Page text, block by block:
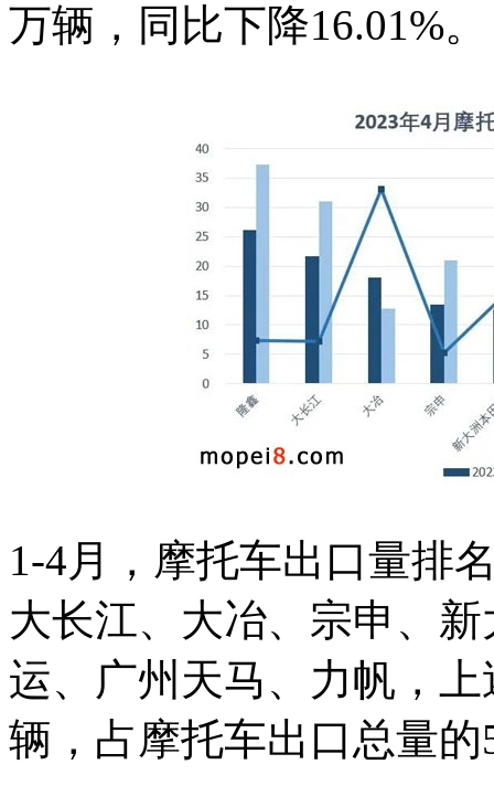
万辆，同比下降16.01%。
1-4月，摩托车出口量排
大长江、大冶、宗申、
运、广州天马、力帆，
辆，占摩托车出口总量的